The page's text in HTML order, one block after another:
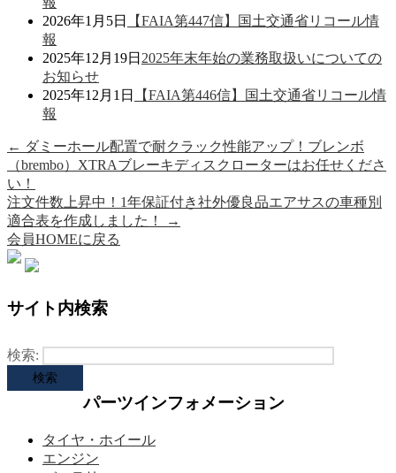
2026年1月5日
【FAIA第447信】国土交通省リコール情
報
2025年12月19日 2025年末年始の業務取扱いについての
お知らせ
2025年12月1日
【FAIA第446信】国土交通省リコール情
報
← ダミーホール配置で耐クラック性能アップ！ブレンボ
（brembo）XTRAブレーキディスクローターはお任せくださ
い！
注文件数上昇中！1年保証付き社外優良品エアサスの車種別
適合表を作成しました！
→
会員HOMEに戻る
サイト内検索
検索:
パーツインフォメーション
タイヤ・ホイール
エンジン